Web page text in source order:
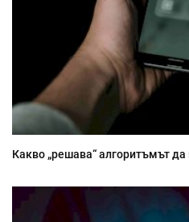
Какво „решава“ алгоритъмът